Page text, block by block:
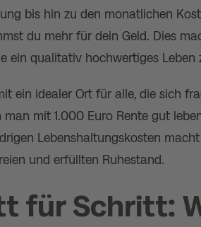
bis hin zu den monatlichen
du mehr für dein Geld. Dies
ein qualitativ hochwertiges Leben
ein idealer Ort für alle, die sich
man mit 1.000 Euro Rente gut
Lebenshaltungskosten
und erfüllten Ruhestand.
für Schritt: